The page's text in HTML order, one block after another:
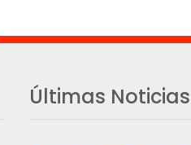
Últimas Noticias